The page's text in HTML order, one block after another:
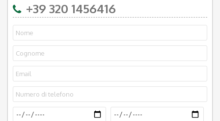
+39 320 1456416